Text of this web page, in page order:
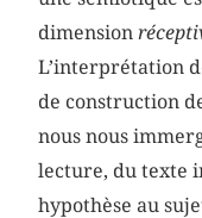
dimension
L’interprétation
de construction
nous nous
lecture, du texte
hypothèse au